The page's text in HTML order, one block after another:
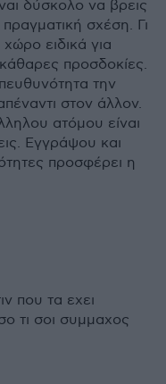
δύσκολο να βρεις
πραγματική σχέση. Γι
ειδικά για
προσδοκίες.
την
στον άλλον.
ατόμου είναι
Εγγράψου και
προσφέρει η
που τα εχει
τι σοι συμμαχος